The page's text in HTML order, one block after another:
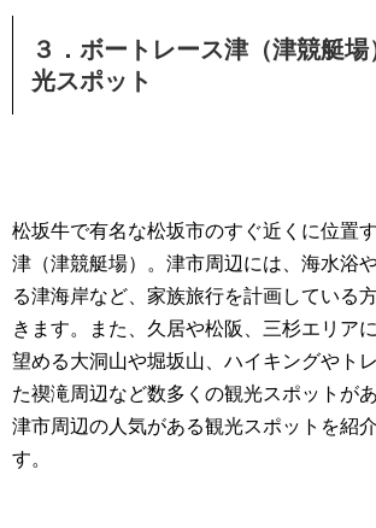
３．ボートレース津（津競艇
光スポット
松坂牛で有名な松坂市のすぐ近くに位置
津（津競艇場）。津市周辺には、海水浴
る津海岸など、家族旅行を計画している
きます。また、久居や松阪、三杉エリア
望める大洞山や堀坂山、ハイキングやト
た禊滝周辺など数多くの観光スポットが
津市周辺の人気がある観光スポットを紹
す。